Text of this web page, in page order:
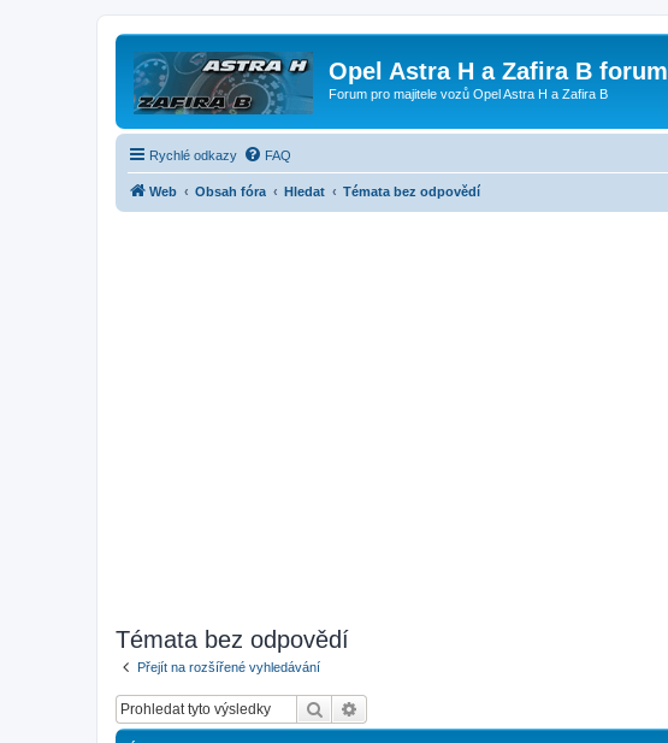
Opel Astra H a Zafira B forum
Forum pro majitele vozů Opel Astra H a Zafira B
Rychlé odkazy FAQ
Web Obsah fóra Hledat Témata bez odpovědí
Témata bez odpovědí
Přejít na rozšířené vyhledávání
Hledat